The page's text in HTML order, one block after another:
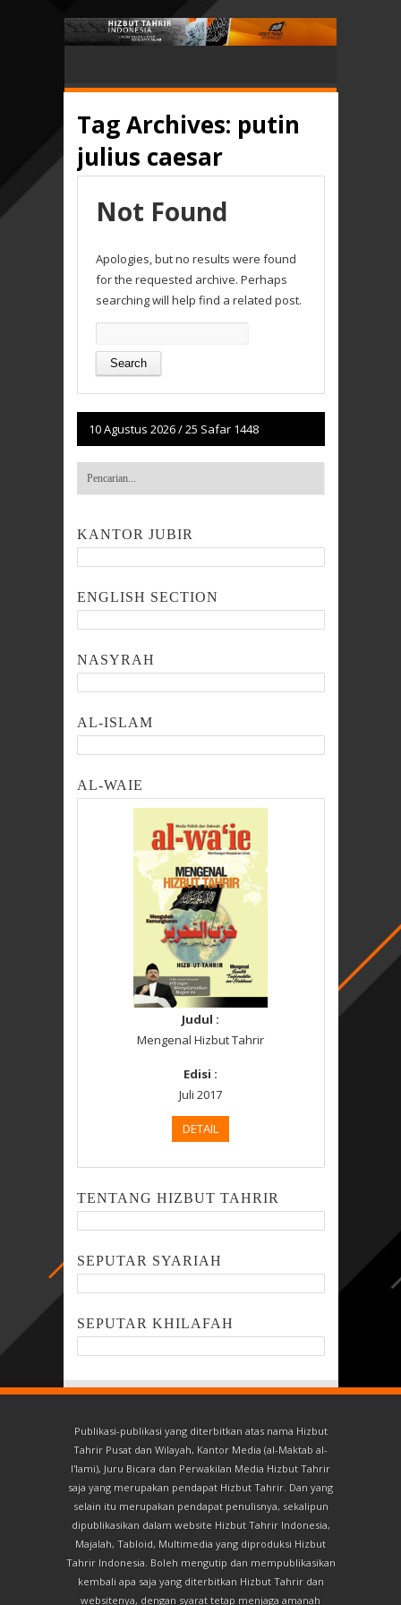
Tag Archives: putin
julius caesar
Not Found
Apologies, but no results were found
for the requested archive. Perhaps
searching will help find a related post.
for:
10 Agustus 2026/25 Safar 1448
KANTOR JUBIR
ENGLISH SECTION
NASYRAH
AL-ISLAM
AL-WAIE
Judul :
Mengenal Hizbut Tahrir
Edisi :
Juli 2017
DETAIL
TENTANG HIZBUT TAHRIR
SEPUTAR SYARIAH
SEPUTAR KHILAFAH
Publikasi-publikasi yang diterbitkan atas nama Hizbut
Tahrir Pusat dan Wilayah, Kantor Media (al-Maktab al-
I'lami), Juru Bicara dan Perwakilan Media Hizbut Tahrir
saja yang merupakan pendapat Hizbut Tahrir. Dan yang
selain itu merupakan pendapat penulisnya, sekalipun
dipublikasikan dalam website Hizbut Tahrir Indonesia,
Majalah, Tabloid, Multimedia yang diproduksi Hizbut
Tahrir Indonesia. Boleh mengutip dan mempublikasikan
kembali apa saja yang diterbitkan Hizbut Tahrir dan
websitenya, dengan syarat tetap menjaga amanah